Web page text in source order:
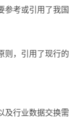
考或引用了我
则，引用了现行
及行业数据交换